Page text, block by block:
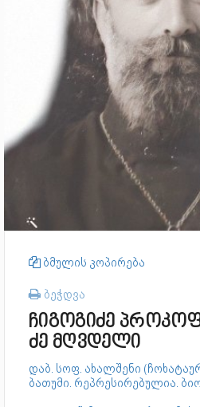
ბმულის კოპირება
ბეჭდვა
ჩიგოგიძე
ძე მღვდელი
დაბ. სოფ. ახალშენი
ბათუმი. რეპრესირებულია.